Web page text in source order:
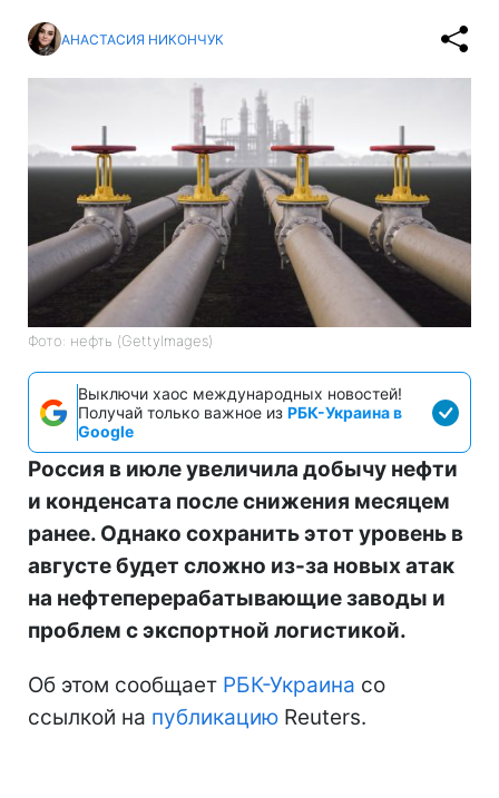
АНАСТАСИЯ НИКОНЧУК
Фото: нефть (GettyImages)
Выключи хаос международных новостей!
Получай только важное из РБК-Украина в
Google
Россия в июле увеличила добычу нефти
и конденсата после снижения месяцем
ранее. Однако сохранить этот уровень в
августе будет сложно из-за новых атак
на нефтеперерабатывающие заводы и
проблем с экспортной логистикой.
Об этом сообщает РБК-Украина со
ссылкой на публикацию Reuters.